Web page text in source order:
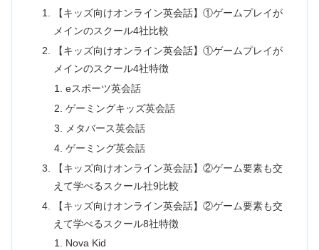
【キッズ向けオンライン英会話】①ゲームプレイが
メインのスクール4社比較
【キッズ向けオンライン英会話】①ゲームプレイが
メインのスクール4社特徴
eスポーツ英会話
ゲーミングキッズ英会話
メタバース英会話
ゲーミング英会話
【キッズ向けオンライン英会話】②ゲーム要素も交
えて学べるスクール社9比較
【キッズ向けオンライン英会話】②ゲーム要素も交
えて学べるスクール8社特徴
Nova Kid